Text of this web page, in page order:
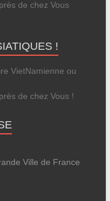
de chez Vous
!
VietNamienne ou
de chez Vous !
Ville de France